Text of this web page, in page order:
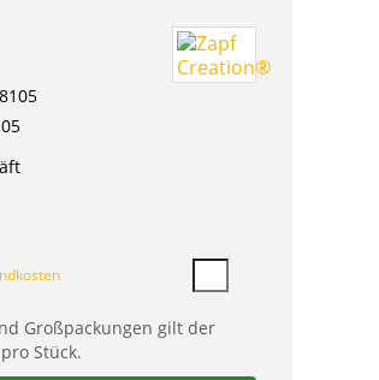
Großpackungen gilt der
Stück.